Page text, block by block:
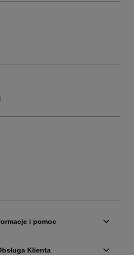
i pomoc
Klienta